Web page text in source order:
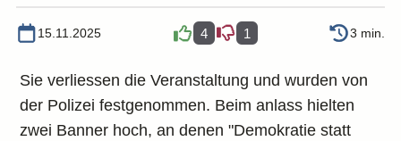
15.11.2025 4 1 3 min.
Sie verliessen die Veranstaltung und wurden von
der Polizei festgenommen. Beim anlass hielten
zwei Banner hoch, an denen "Demokratie statt